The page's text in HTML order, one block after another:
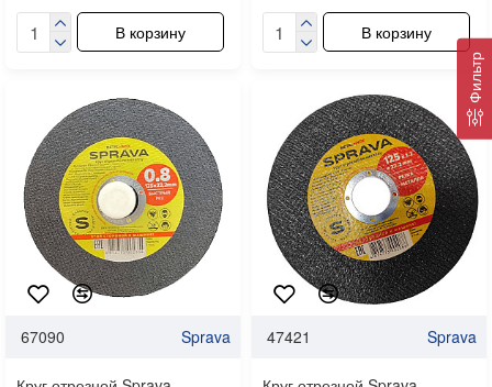
В корзину В корзину
67090 Sprava 47421 Sprava
Фильтр